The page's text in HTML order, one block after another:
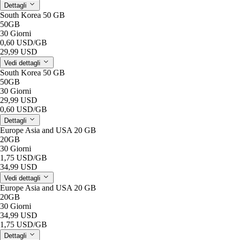
Dettagli
South Korea 50 GB
50GB
30 Giorni
0,60 USD/GB
29,99 USD
Vedi dettagli
South Korea 50 GB
50GB
30 Giorni
29,99 USD
0,60 USD/GB
Dettagli
Europe Asia and USA 20 GB
20GB
30 Giorni
1,75 USD/GB
34,99 USD
Vedi dettagli
Europe Asia and USA 20 GB
20GB
30 Giorni
34,99 USD
1,75 USD/GB
Dettagli